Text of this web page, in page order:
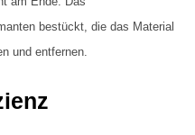
bestückt, die das Material
und entfernen.